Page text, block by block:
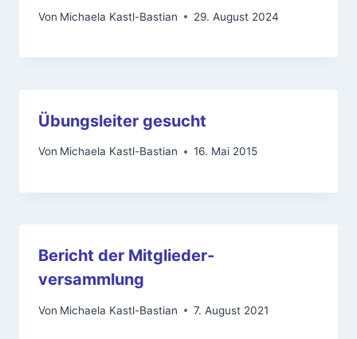
Von Michaela Kastl-Bastian 29. August 2024
Übungsleiter gesucht
Von Michaela Kastl-Bastian 16. Mai 2015
Bericht der Mitglieder-
versammlung
Von Michaela Kastl-Bastian 7. August 2021